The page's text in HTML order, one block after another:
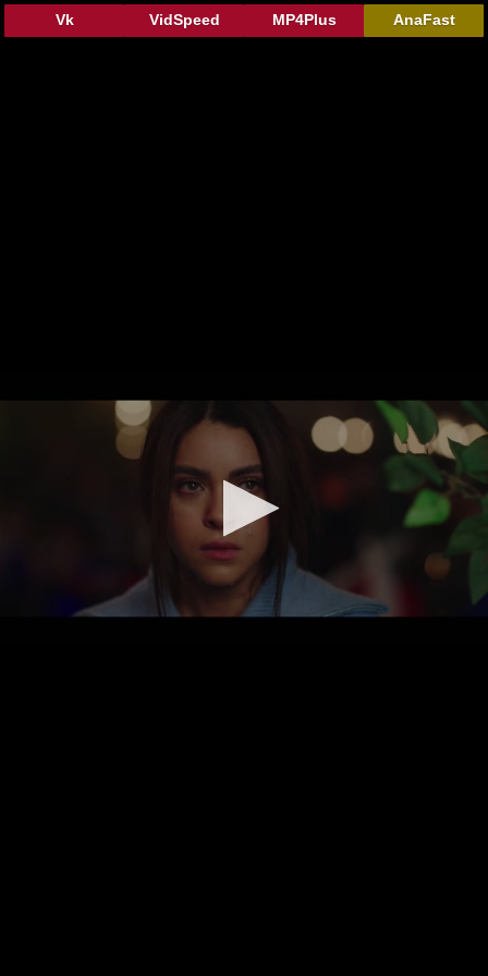
AnaFast
MP4Plus
VidSpeed
Vk